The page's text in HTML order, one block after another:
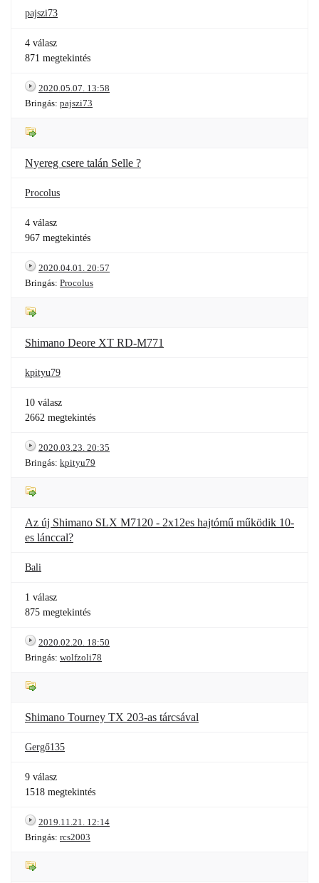
pajszi73
4 válasz
871 megtekintés
2020.05.07. 13:58
Bringás: pajszi73
Nyereg csere talán Selle ?
Procolus
4 válasz
967 megtekintés
2020.04.01. 20:57
Bringás: Procolus
Shimano Deore XT RD-M771
kpityu79
10 válasz
2662 megtekintés
2020.03.23. 20:35
Bringás: kpityu79
Az új Shimano SLX M7120 - 2x12es hajtómű működik 10-
es lánccal?
Bali
1 válasz
875 megtekintés
2020.02.20. 18:50
Bringás: wolfzoli78
Shimano Tourney TX 203-as tárcsával
Gergő135
9 válasz
1518 megtekintés
2019.11.21. 12:14
Bringás: rcs2003